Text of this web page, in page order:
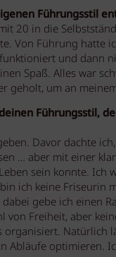
Führungsstil
20 in die
Von Führung hatte
und dann
Spaß. Alles war
geholt, um an
Führungsstil,
Davor dachte
… aber mit einer
sein konnte. Ich
bin ich keine
gebe ich einen
von Freiheit, aber
organisiert. Natürlich
Abläufe optimieren.